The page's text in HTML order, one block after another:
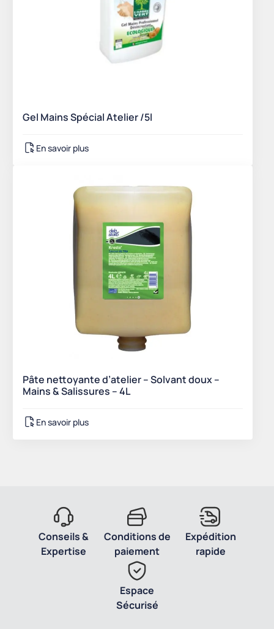
Gel Mains Spécial Atelier /5l
En savoir plus
Pâte nettoyante d’atelier – Solvant doux –
Mains & Salissures – 4L
En savoir plus
Conseils &
Expertise
Conditions de
paiement
Expédition
rapide
Espace
Sécurisé